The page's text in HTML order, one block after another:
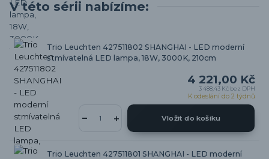
V této sérii nabízíme:
Trio Leuchten 427511802 SHANGHAI - LED moderní
stmívatelná LED lampa, 18W, 3000K, 210cm
4 221,00 Kč
3 488,43 Kč bez DPH
K odeslání do 2 týdnů
Vložit do košíku
Trio Leuchten 427511801 SHANGHAI - LED moderní